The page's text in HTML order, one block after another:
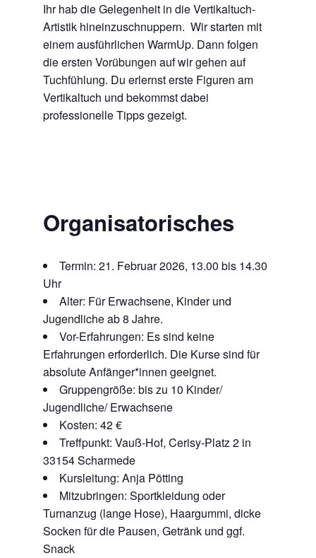
Ihr hab die Gelegenheit in die Vertikaltuch-
Artistik hineinzuschnuppern. Wir starten mit
einem ausführlichen WarmUp. Dann folgen
die ersten Vorübungen auf wir gehen auf
Tuchfühlung. Du erlernst erste Figuren am
Vertikaltuch und bekommst dabei
professionelle Tipps gezeigt.
Organisatorisches
Termin: 21. Februar 2026, 13.00 bis 14.30
Uhr
Alter: Für Erwachsene, Kinder und
Jugendliche ab 8 Jahre.
Vor-Erfahrungen: Es sind keine
Erfahrungen erforderlich. Die Kurse sind für
absolute Anfänger*innen geeignet.
Gruppengröße: bis zu 10 Kinder/
Jugendliche/ Erwachsene
Kosten: 42 €
Treffpunkt: Vauß-Hof, Cerisy-Platz 2 in
33154 Scharmede
Kursleitung: Anja Pötting
Mitzubringen: Sportkleidung oder
Turnanzug (lange Hose), Haargummi, dicke
Socken für die Pausen, Getränk und ggf.
Snack